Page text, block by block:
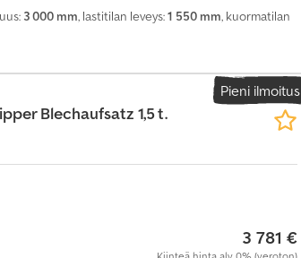
3 000 mm, lastitilan leveys:1 550 mm, kuormatilan
Pieni ilmoitus
Blechaufsatz 1,5 t.
3 781 €